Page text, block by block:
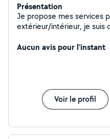
Présentation
Je propose mes services
extérieur/intérieur, je suis
(isolation ext)
Aucun avis pour l'instant
Voir le profil